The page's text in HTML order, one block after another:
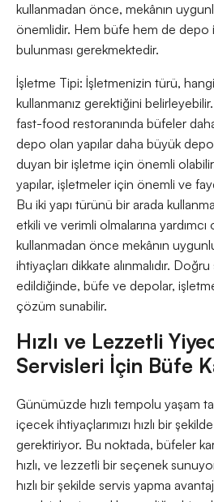
kullanmadan önce, mekânın
önemlidir. Hem büfe hem de depo
bulunması gerekmektedir.
İşletme Tipi: İşletmenizin türü,
kullanmanız gerektiğini
fast-food restoranında büfeler
depo olan yapılar daha büyük
duyan bir işletme için önemli
yapılar, işletmeler için önemli ve
Bu iki yapı türünü bir arada
etkili ve verimli olmalarına yardımcı
kullanmadan önce mekânın
ihtiyaçları dikkate alınmalıdır.
edildiğinde, büfe ve depolar,
çözüm sunabilir.
Hızlı ve Lezzetli
Servisleri İçin Büfe
Günümüzde hızlı tempolu yaşam
içecek ihtiyaçlarımızı hızlı bir şekilde
gerektiriyor. Bu noktada, büfeler
hızlı, ve lezzetli bir seçenek
hızlı bir şekilde servis yapma